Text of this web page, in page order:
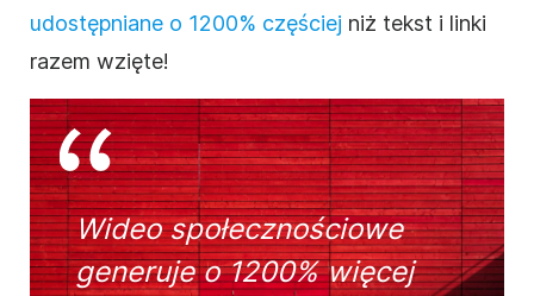
udostępniane o 1200% częściej niż tekst i linki
razem wzięte!
Wideo społecznościowe
generuje o 1200% więcej